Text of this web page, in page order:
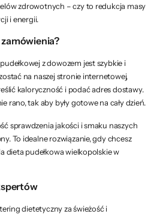
zdrowotnych – czy to redukcja masy
i energii.
z dowozem jest szybkie i
na naszej stronie internetowej,
kaloryczność i podać adres dostawy.
rano, tak aby były gotowe na cały dzień.
sprawdzenia jakości i smaku naszych
To idealne rozwiązanie, gdy chcesz
dieta pudełkowa wielkopolskie w
dietetyczny za świeżość i